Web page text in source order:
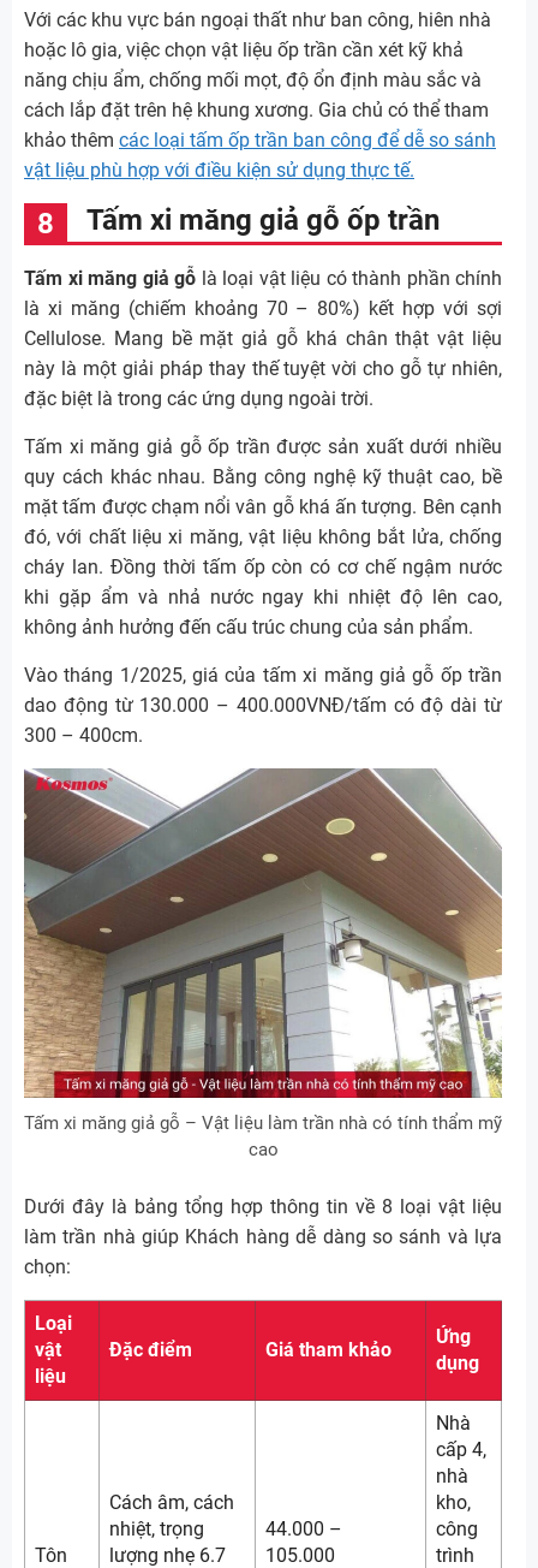
Với các khu vực bán ngoại thất như ban công, hiên nhà
hoặc lô gia, việc chọn vật liệu ốp trần cần xét kỹ khả
năng chịu ẩm, chống mối mọt, độ ổn định màu sắc và
cách lắp đặt trên hệ khung xương. Gia chủ có thể tham
khảo thêm các loại tấm ốp trần ban công để dễ so sánh
vật liệu phù hợp với điều kiện sử dụng thực tế.
Tấm xi măng giả gỗ ốp trần
Tấm xi măng giả gỗ là loại vật liệu có thành phần chính
là xi măng (chiếm khoảng 70 – 80%) kết hợp với sợi
Cellulose. Mang bề mặt giả gỗ khá chân thật vật liệu
này là một giải pháp thay thế tuyệt vời cho gỗ tự nhiên,
đặc biệt là trong các ứng dụng ngoài trời.
Tấm xi măng giả gỗ ốp trần được sản xuất dưới nhiều
quy cách khác nhau. Bằng công nghệ kỹ thuật cao, bề
mặt tấm được chạm nổi vân gỗ khá ấn tượng. Bên cạnh
đó, với chất liệu xi măng, vật liệu không bắt lửa, chống
cháy lan. Đồng thời tấm ốp còn có cơ chế ngậm nước
khi gặp ẩm và nhả nước ngay khi nhiệt độ lên cao,
không ảnh hưởng đến cấu trúc chung của sản phẩm.
Vào tháng 1/2025, giá của tấm xi măng giả gỗ ốp trần
dao động từ 130.000 – 400.000VNĐ/tấm có độ dài từ
300 – 400cm.
Tấm xi măng giả gỗ – Vật liệu làm trần nhà có tính thẩm mỹ
cao
Dưới đây là bảng tổng hợp thông tin về 8 loại vật liệu
làm trần nhà giúp Khách hàng dễ dàng so sánh và lựa
chọn:
Loại
vật
liệu
Đặc điểm Giá tham khảo
Ứng
dụng
Tôn
Cách âm, cách
nhiệt, trọng
lượng nhẹ 6.7
44.000 –
105.000
Nhà
cấp 4,
nhà
kho,
công
trình